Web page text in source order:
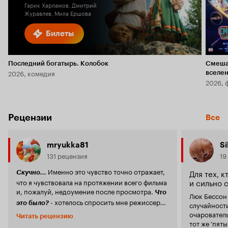
Билеты
Гарик Харламов, Дмитрий
Журавлев, Мила Ершова
Последний богатырь. Колобок
2026, комедия
2026,
Рецензии Все
mryukka81
131 рецензия
Скучно...
что я чувствовала на протяжении всего фильма
и, пожалуй, недоумение после просмотра. Что
это было?
Я разочарована
Люком Бессоном
почерк, где та ирония, где только его юмор?
Читать рецензию
Для тех,
и сильно
Люк
тот же 'пятый